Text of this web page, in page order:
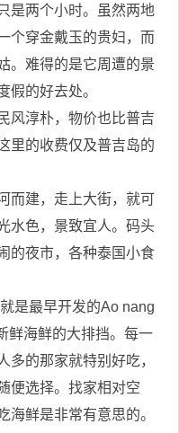
是两个小时。虽然两地
个穿金戴玉的贵妇，而
。难得的是它周遭的景
假的好去处。
淳朴，物价也比普吉
里的收费仅及普吉岛的
建，走上大街，就可
水色，景致宜人。码头
的夜市，各种泰国小食
最早开发的Ao nang
鲜海鲜的大排挡。每一
多的那家就特别好吃，
便选择。找家相对空
海鲜是非常有意思的。